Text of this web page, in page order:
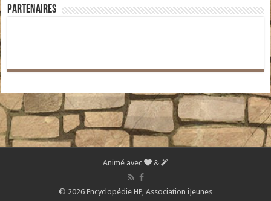
Partenaires
Animé avec &
© 2026 Encyclopédie HP, Association iJeunes